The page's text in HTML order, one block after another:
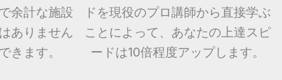
余計な施設
ありません
きます。
ドを現役のプロ講師から直接学ぶ
ことによって、あなたの上達スピ
ードは10倍程度アップします。